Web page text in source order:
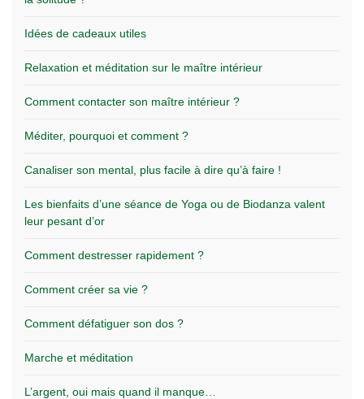
Idées de cadeaux utiles
Relaxation et méditation sur le maître intérieur
Comment contacter son maître intérieur ?
Méditer, pourquoi et comment ?
Canaliser son mental, plus facile à dire qu’à faire !
Les bienfaits d’une séance de Yoga ou de Biodanza valent
leur pesant d’or
Comment destresser rapidement ?
Comment créer sa vie ?
Comment défatiguer son dos ?
Marche et méditation
L’argent, oui mais quand il manque…